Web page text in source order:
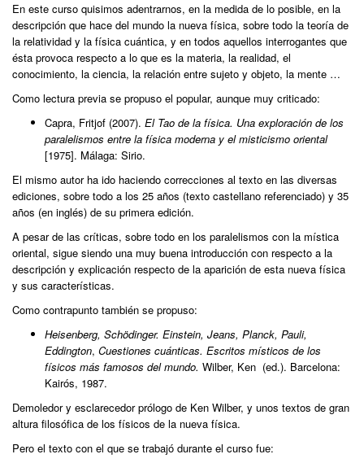
En este curso quisimos adentrarnos, en la medida de lo posible, en la
descripción que hace del mundo la nueva física, sobre todo la teoría de
la relatividad y la física cuántica, y en todos aquellos interrogantes que
ésta provoca respecto a lo que es la materia, la realidad, el
conocimiento, la ciencia, la relación entre sujeto y objeto, la mente …
Como lectura previa se propuso el popular, aunque muy criticado:
Capra, Fritjof (2007). El Tao de la física. Una exploración de los
paralelismos entre la física moderna y el misticismo oriental
[1975]. Málaga: Sirio.
El mismo autor ha ido haciendo correcciones al texto en las diversas
ediciones, sobre todo a los 25 años (texto castellano referenciado) y 35
años (en inglés) de su primera edición.
A pesar de las críticas, sobre todo en los paralelismos con la mística
oriental, sigue siendo una muy buena introducción con respecto a la
descripción y explicación respecto de la aparición de esta nueva física
y sus características.
Como contrapunto también se propuso:
Heisenberg, Schödinger. Einstein, Jeans, Planck, Pauli,
Eddington, Cuestiones cuánticas. Escritos místicos de los
físicos más famosos del mundo. Wilber, Ken (ed.). Barcelona:
Kairós, 1987.
Demoledor y esclarecedor prólogo de Ken Wilber, y unos textos de gran
altura filosófica de los físicos de la nueva física.
Pero el texto con el que se trabajó durante el curso fue: